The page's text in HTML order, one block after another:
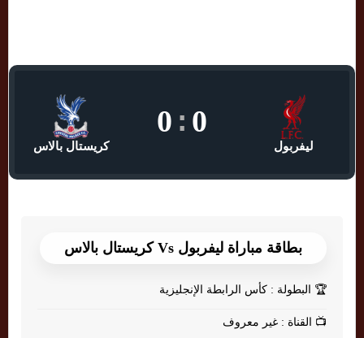
ليفربول
0
:
0
كريستال بالاس
بطاقة مباراة ليفربول Vs كريستال بالاس
🏆 البطولة : كأس الرابطة الإنجليزية
📺 القناة : غير معروف